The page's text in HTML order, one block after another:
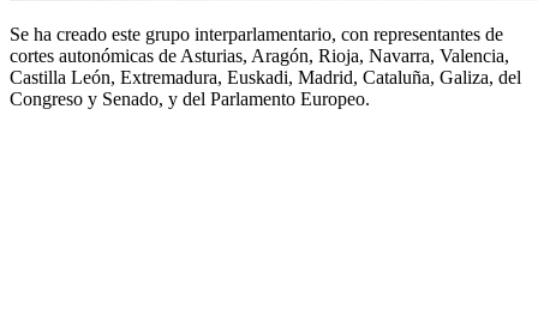
Se ha creado este grupo interparlamentario, con representantes de
cortes autonómicas de Asturias, Aragón, Rioja, Navarra, Valencia,
Castilla León, Extremadura, Euskadi, Madrid, Cataluña, Galiza, del
Congreso y Senado, y del Parlamento Europeo.